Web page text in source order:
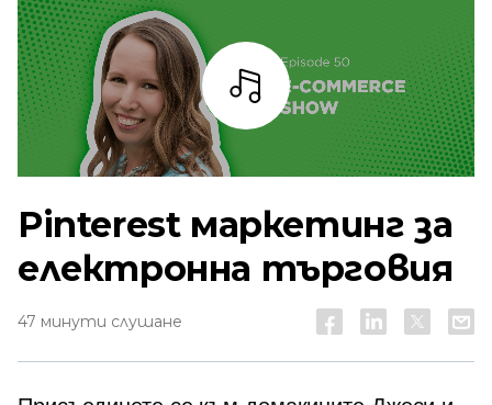
Слушай
Pinterest маркетинг за
електронна търговия
47 минути слушане